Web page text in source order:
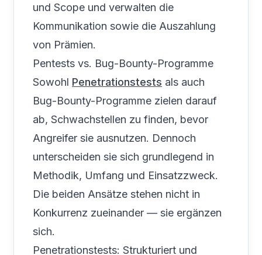
und Scope und verwalten die
Kommunikation sowie die Auszahlung
von Prämien.
Pentests vs. Bug-Bounty-Programme
Sowohl Penetrationstests als auch
Bug-Bounty-Programme zielen darauf
ab, Schwachstellen zu finden, bevor
Angreifer sie ausnutzen. Dennoch
unterscheiden sie sich grundlegend in
Methodik, Umfang und Einsatzzweck.
Die beiden Ansätze stehen nicht in
Konkurrenz zueinander — sie ergänzen
sich.
Penetrationstests: Strukturiert und